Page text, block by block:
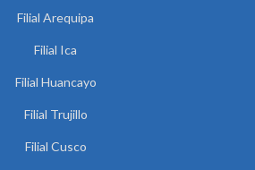
Filial Arequipa
Filial Ica
Filial Huancayo
Filial Trujillo
Filial Cusco